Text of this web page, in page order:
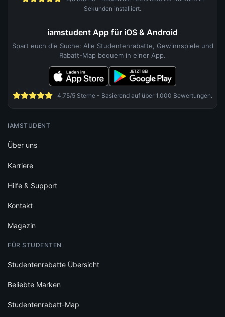
Sekunden installiert.
iamstudent App für iOS & Android
Spart euch die Suche: Alle Studentenrabatte, Gewinnspiele und
Rabatt-Map bequem in einer App.
4,75/5 Sterne - Basierend auf über 1.000 Bewertungen.
IAMSTUDENT
Über uns
Karriere
Hilfe & Support
Kontakt
Magazin
FÜR STUDENTEN
Studentenrabatte Übersicht
Beliebte Marken
Studentenrabatt-Map